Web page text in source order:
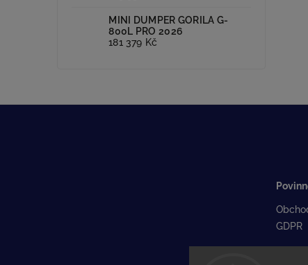
MINI DUMPER GORILA G-
800L PRO 2026
181 379 Kč
GDPR